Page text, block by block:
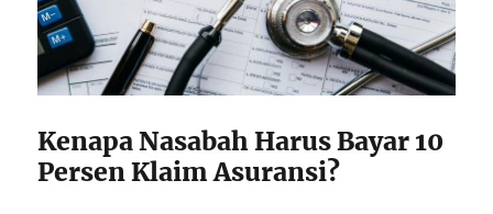
Kenapa Nasabah Harus Bayar 10
Persen Klaim Asuransi?